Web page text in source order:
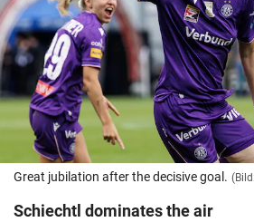
Great jubilation after the decisive goal.
Schiechtl dominates the air